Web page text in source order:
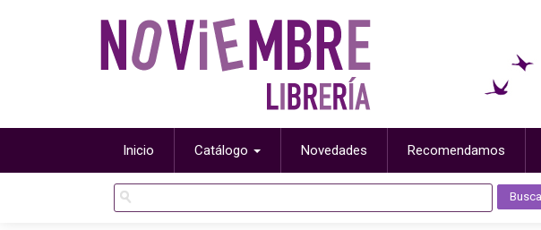
Inicio Catálogo Novedades Recomendamos